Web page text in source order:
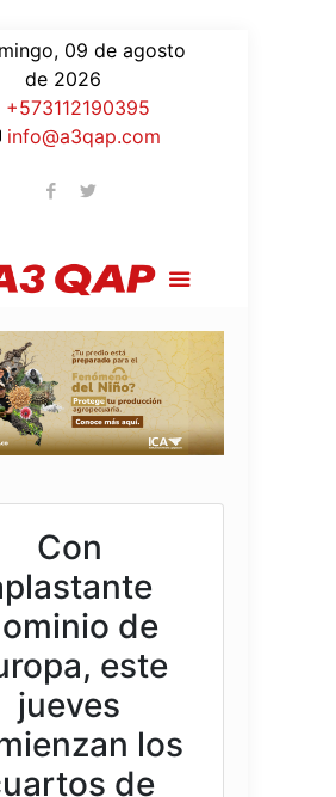
09 de agosto
de 2026
+573112190395
info@a3qap.com
Con
de
este
jueves
los
de